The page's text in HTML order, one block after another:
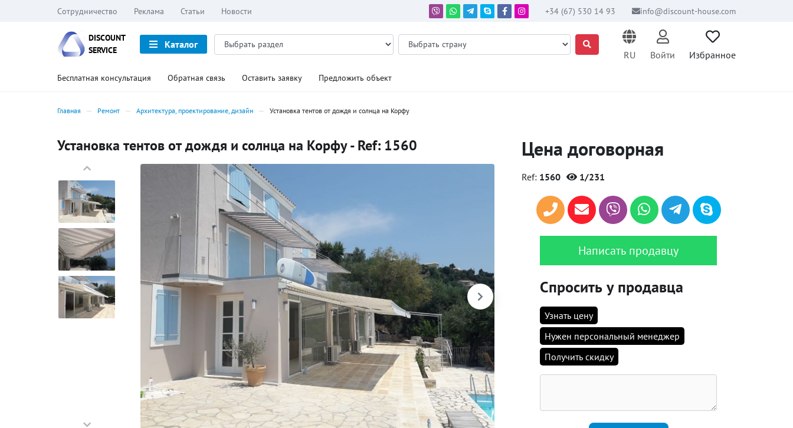
Сотрудничество Реклама Статьи Новости +34 (67) 530 14 93 info@discount-house.com
DISCOUNT
SERVICE
Каталог
RU
Войти Избранное
Бесплатная консультация Обратная связь Оставить заявку Предложить объект
Главная Ремонт Архитектура, проектирование, дизайн Установка тентов от дождя и солнца на Корфу
Установка тентов от дождя и солнца на Корфу - Ref: 1560 Цена договорная
Ref: 1560 1/231
Написать продавцу
Спросить у продавца
Узнать цену
Нужен персональный менеджер
Получить скидку